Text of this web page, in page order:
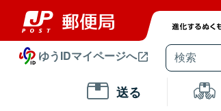
ゆうIDマイページへ
送る